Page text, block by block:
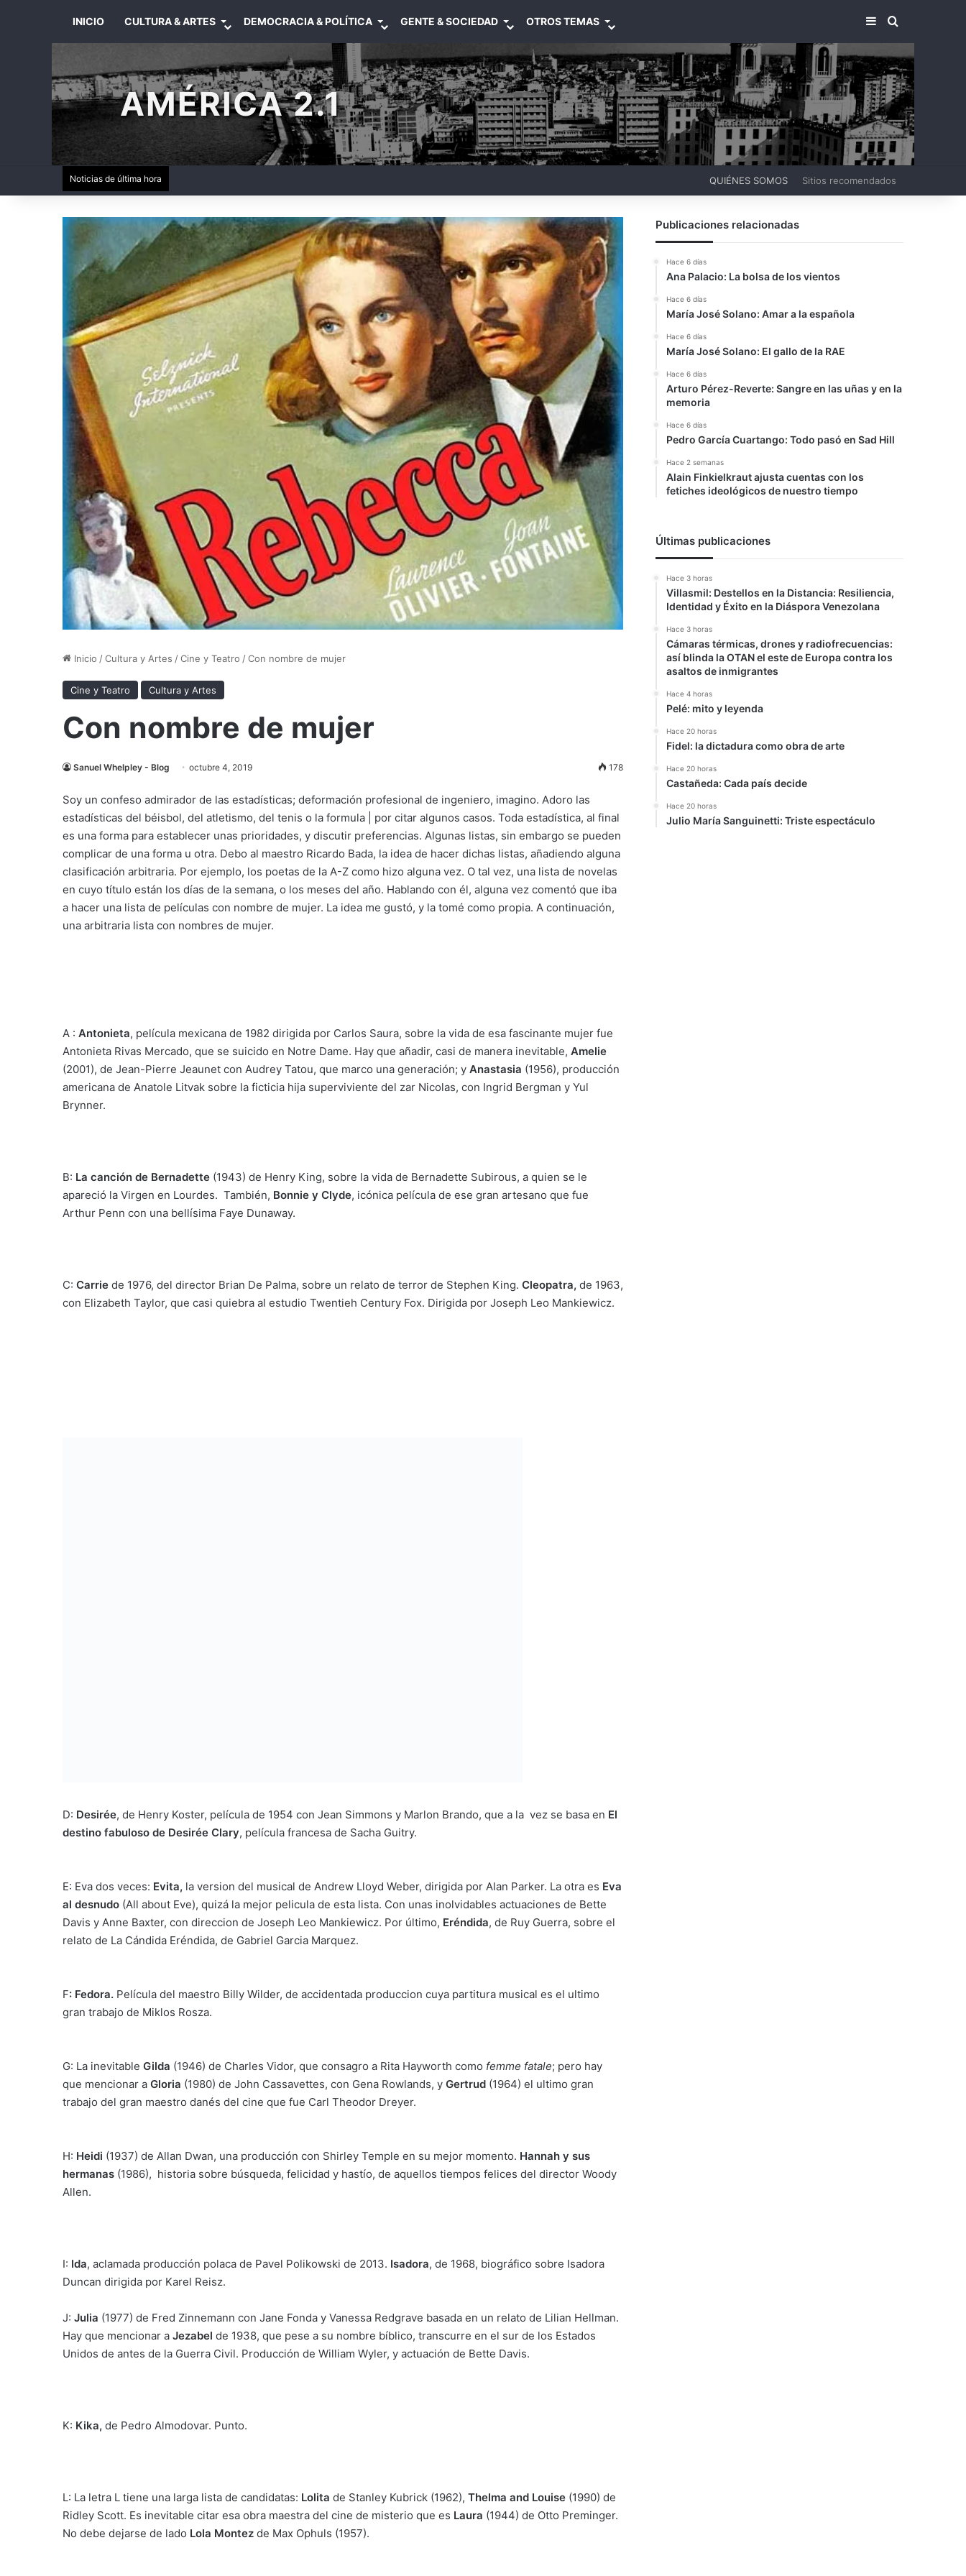
INICIO CULTURA & ARTES DEMOCRACIA & POLÍTICA GENTE & SOCIEDAD OTROS TEMAS BARRA LATERAL
BUSCAR
AMÉRICA 2.1
Noticias de última hora QUIÉNES SOMOS Sitios recomendados
Inicio /Cultura y Artes /Cine y Teatro /Con nombre de mujer
Cine y Teatro Cultura y Artes
Con nombre de mujer
Sanuel Whelpley - Blog octubre 4, 2019 178
Soy un confeso admirador de las estadísticas; deformación profesional de ingeniero, imagino. Adoro las
estadísticas del béisbol, del atletismo, del tenis o la formula | por citar algunos casos. Toda estadística, al final
es una forma para establecer unas prioridades, y discutir preferencias. Algunas listas, sin embargo se pueden
complicar de una forma u otra. Debo al maestro Ricardo Bada, la idea de hacer dichas listas, añadiendo alguna
clasificación arbitraria. Por ejemplo, los poetas de la A-Z como hizo alguna vez. O tal vez, una lista de novelas
en cuyo título están los días de la semana, o los meses del año. Hablando con él, alguna vez comentó que iba
a hacer una lista de películas con nombre de mujer. La idea me gustó, y la tomé como propia. A continuación,
una arbitraria lista con nombres de mujer.
A : Antonieta, película mexicana de 1982 dirigida por Carlos Saura, sobre la vida de esa fascinante mujer fue
Antonieta Rivas Mercado, que se suicido en Notre Dame. Hay que añadir, casi de manera inevitable, Amelie
(2001), de Jean-Pierre Jeaunet con Audrey Tatou, que marco una generación; y Anastasia (1956), producción
americana de Anatole Litvak sobre la ficticia hija superviviente del zar Nicolas, con Ingrid Bergman y Yul
Brynner.
B: La canción de Bernadette (1943) de Henry King, sobre la vida de Bernadette Subirous, a quien se le
apareció la Virgen en Lourdes. También, Bonnie y Clyde, icónica película de ese gran artesano que fue
Arthur Penn con una bellísima Faye Dunaway.
C: Carrie de 1976, del director Brian De Palma, sobre un relato de terror de Stephen King. Cleopatra, de 1963,
con Elizabeth Taylor, que casi quiebra al estudio Twentieh Century Fox. Dirigida por Joseph Leo Mankiewicz.
D: Desirée, de Henry Koster, película de 1954 con Jean Simmons y Marlon Brando, que a la vez se basa en El
destino fabuloso de Desirée Clary, película francesa de Sacha Guitry.
E: Eva dos veces: Evita, la version del musical de Andrew Lloyd Weber, dirigida por Alan Parker. La otra es Eva
al desnudo (All about Eve), quizá la mejor pelicula de esta lista. Con unas inolvidables actuaciones de Bette
Davis y Anne Baxter, con direccion de Joseph Leo Mankiewicz. Por último, Eréndida, de Ruy Guerra, sobre el
relato de La Cándida Eréndida, de Gabriel Garcia Marquez.
F: Fedora. Película del maestro Billy Wilder, de accidentada produccion cuya partitura musical es el ultimo
gran trabajo de Miklos Rosza.
G: La inevitable Gilda (1946) de Charles Vidor, que consagro a Rita Hayworth como femme fatale; pero hay
que mencionar a Gloria (1980) de John Cassavettes, con Gena Rowlands, y Gertrud (1964) el ultimo gran
trabajo del gran maestro danés del cine que fue Carl Theodor Dreyer.
H: Heidi (1937) de Allan Dwan, una producción con Shirley Temple en su mejor momento. Hannah y sus
hermanas (1986), historia sobre búsqueda, felicidad y hastío, de aquellos tiempos felices del director Woody
Allen.
I: Ida, aclamada producción polaca de Pavel Polikowski de 2013. Isadora, de 1968, biográfico sobre Isadora
Duncan dirigida por Karel Reisz.
J: Julia (1977) de Fred Zinnemann con Jane Fonda y Vanessa Redgrave basada en un relato de Lilian Hellman.
Hay que mencionar a Jezabel de 1938, que pese a su nombre bíblico, transcurre en el sur de los Estados
Unidos de antes de la Guerra Civil. Producción de William Wyler, y actuación de Bette Davis.
K: Kika, de Pedro Almodovar. Punto.
L: La letra L tiene una larga lista de candidatas: Lolita de Stanley Kubrick (1962), Thelma and Louise (1990) de
Ridley Scott. Es inevitable citar esa obra maestra del cine de misterio que es Laura (1944) de Otto Preminger.
No debe dejarse de lado Lola Montez de Max Ophuls (1957).
Publicaciones relacionadas
Hace 6 días
Ana Palacio: La bolsa de los vientos
Hace 6 días
María José Solano: Amar a la española
Hace 6 días
María José Solano: El gallo de la RAE
Hace 6 días
Arturo Pérez-Reverte: Sangre en las uñas y en la
memoria
Hace 6 días
Pedro García Cuartango: Todo pasó en Sad Hill
Hace 2 semanas
Alain Finkielkraut ajusta cuentas con los
fetiches ideológicos de nuestro tiempo
Últimas publicaciones
Hace 3 horas
Villasmil: Destellos en la Distancia: Resiliencia,
Identidad y Éxito en la Diáspora Venezolana
Hace 3 horas
Cámaras térmicas, drones y radiofrecuencias:
así blinda la OTAN el este de Europa contra los
asaltos de inmigrantes
Hace 4 horas
Pelé: mito y leyenda
Hace 20 horas
Fidel: la dictadura como obra de arte
Hace 20 horas
Castañeda: Cada país decide
Hace 20 horas
Julio María Sanguinetti: Triste espectáculo